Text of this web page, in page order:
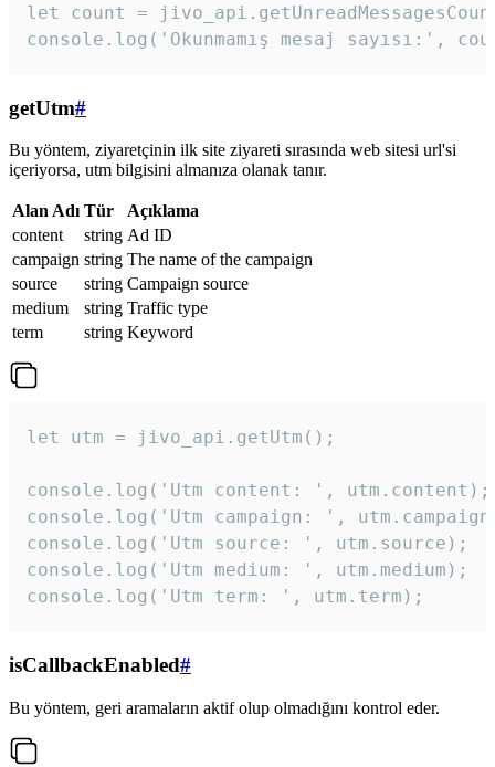
let count =
console.log('Okunmamış mesaj sayısı:',
getUtm#
Bu yöntem, ziyaretçinin ilk site ziyareti sırasında web sitesi url'si
içeriyorsa, utm bilgisini almanıza olanak tanır.
Alan Adı Tür
Açıklama
content
string Ad ID
campaign string The name of the campaign
source
string Campaign source
medium
string Traffic type
term
string Keyword
let utm = jivo_api.getUtm();
console.log('Utm content: ', utm.content);
console.log('Utm campaign: ',
console.log('Utm source: ', utm.source);
console.log('Utm medium: ', utm.medium);
console.log('Utm term: ', utm.term);
isCallbackEnabled#
Bu yöntem, geri aramaların aktif olup olmadığını kontrol eder.